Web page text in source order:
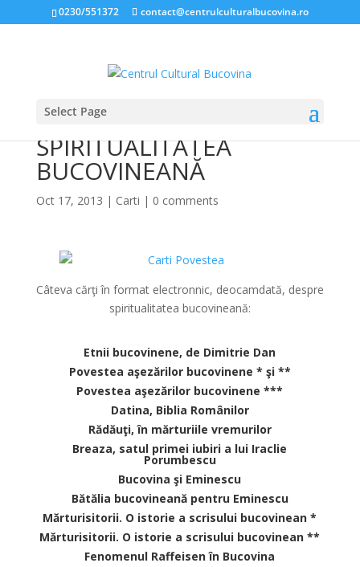
0230/551372 contact@centrulculturalbucovina.ro
Select Page
CĂRŢI DESPRE
SPIRITUALITATEA
BUCOVINEANĂ
Oct 17, 2013 | Carti | 0 comments
Câteva cărţi în format electronnic, deocamdată, despre
spiritualitatea bucovineană:
Etnii bucovinene, de Dimitrie Dan
Povestea aşezărilor bucovinene * şi **
Povestea aşezărilor bucovinene ***
Datina, Biblia Românilor
Rădăuţi, în mărturiile vremurilor
Breaza, satul primei iubiri a lui Iraclie
Porumbescu
Bucovina şi Eminescu
Bătălia bucovineană pentru Eminescu
Mărturisitorii. O istorie a scrisului bucovinean *
Mărturisitorii. O istorie a scrisului bucovinean **
Fenomenul Raffeisen în Bucovina